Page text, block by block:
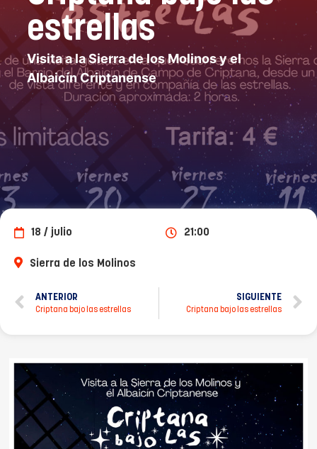
estrellas
Visita a la Sierra de los Molinos y el
Albaicín Criptanense
18 / julio 21:00
Sierra de los Molinos
ANTERIOR
Criptana bajo las estrellas
SIGUIENTE
Criptana bajo las estrellas